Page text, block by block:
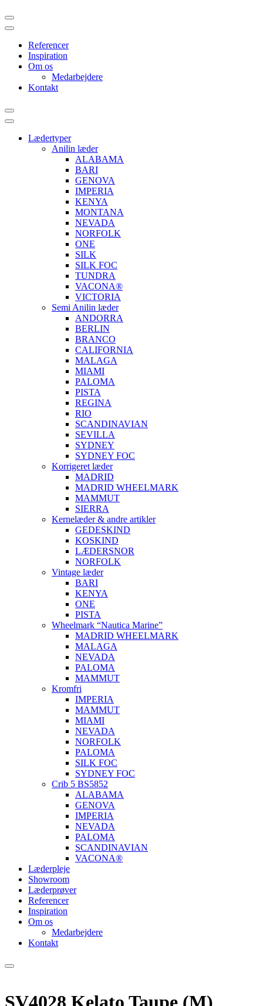
Referencer
Inspiration
Om os
Medarbejdere
Kontakt
Lædertyper
Anilin læder
ALABAMA
BARI
GENOVA
IMPERIA
KENYA
MONTANA
NEVADA
NORFOLK
ONE
SILK
SILK FOC
TUNDRA
VACONA®
VICTORIA
Semi Anilin læder
ANDORRA
BERLIN
BRANCO
CALIFORNIA
MALAGA
MIAMI
PALOMA
PISTA
REGINA
RIO
SCANDINAVIAN
SEVILLA
SYDNEY
SYDNEY FOC
Korrigeret læder
MADRID
MADRID WHEELMARK
MAMMUT
SIERRA
Kernelæder & andre artikler
GEDESKIND
KOSKIND
LÆDERSNOR
NORFOLK
Vintage læder
BARI
KENYA
ONE
PISTA
Wheelmark “Nautica Marine”
MADRID WHEELMARK
MALAGA
NEVADA
PALOMA
MAMMUT
Kromfri
IMPERIA
MAMMUT
MIAMI
NEVADA
NORFOLK
PALOMA
SILK FOC
SYDNEY FOC
Crib 5 BS5852
ALABAMA
GENOVA
IMPERIA
NEVADA
PALOMA
SCANDINAVIAN
VACONA®
Læderpleje
Showroom
Læderprøver
Referencer
Inspiration
Om os
Medarbejdere
Kontakt